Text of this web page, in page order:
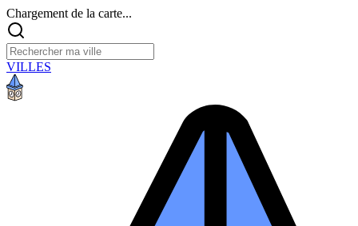
Chargement de la carte...
VILLES